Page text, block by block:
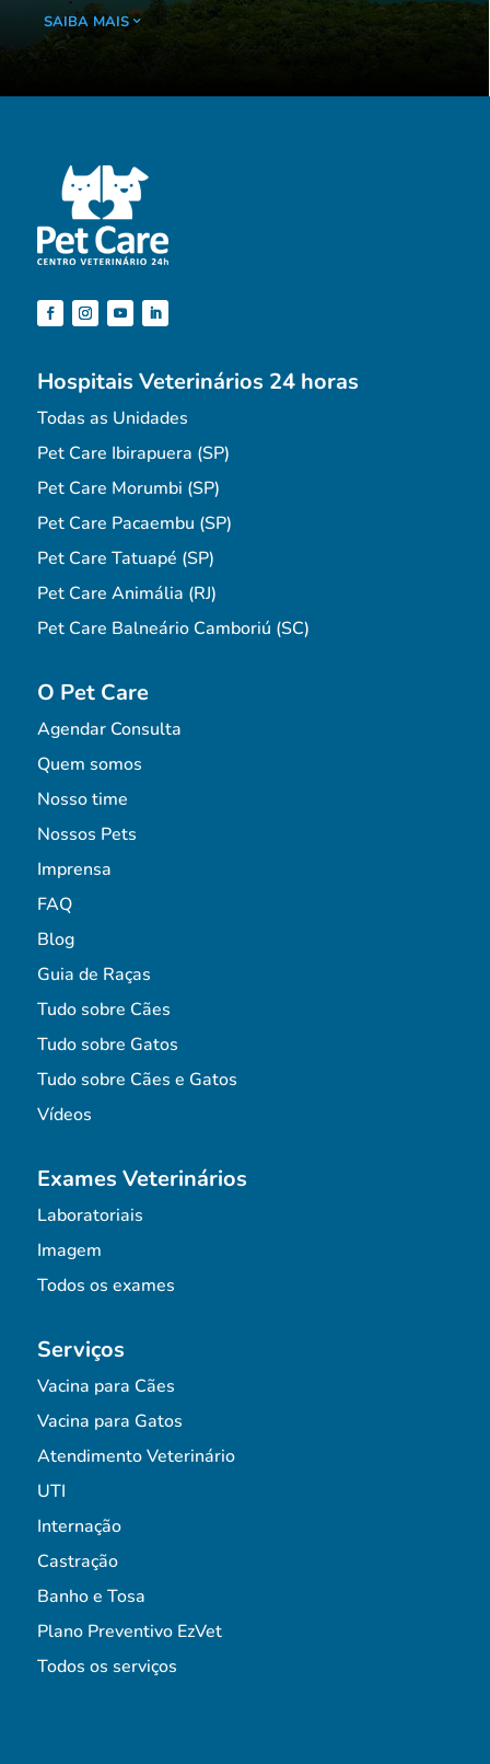
SAIBA MAIS
Hospitais Veterinários 24 horas
Todas as Unidades
Pet Care Ibirapuera (SP)
Pet Care Morumbi (SP)
Pet Care Pacaembu (SP)
Pet Care Tatuapé (SP)
Pet Care Animália (RJ)
Pet Care Balneário Camboriú (SC)
O Pet Care
Agendar Consulta
Quem somos
Nosso time
Nossos Pets
Imprensa
FAQ
Blog
Guia de Raças
Tudo sobre Cães
Tudo sobre Gatos
Tudo sobre Cães e Gatos
Vídeos
Exames Veterinários
Laboratoriais
Imagem
Todos os exames
Serviços
Vacina para Cães
Vacina para Gatos
Atendimento Veterinário
UTI
Internação
Castração
Banho e Tosa
Plano Preventivo EzVet
Todos os serviços